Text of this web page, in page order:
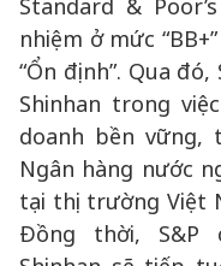
Standard &
nhiệm ở mức
“Ổn định”. Qua
Shinhan trong
doanh bền
Ngân hàng nước
tại thị trường Việt
Đồng thời, S&P